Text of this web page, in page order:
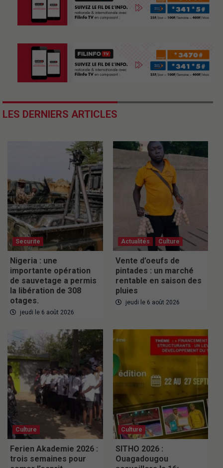
LES DERNIERS ARTICLES
Securite
Nigeria : une
importante opération
de sauvetage a permis
la libération de 308
otages.
jeudi le 6 août 2026
Actualités Culture
Vente d’oeufs de
pintades : un marché
rentable en saison des
pluies
jeudi le 6 août 2026
Culture
Ferien Akademie 2026 :
trois semaines pour
Culture
SITHO 2026 :
Ouagadougou